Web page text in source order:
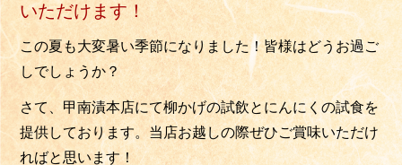
いただけます！
この夏も大変暑い季節になりました！皆様はどうお過ご
しでしょうか？
さて、甲南漬本店にて柳かげの試飲とにんにくの試食を
提供しております。当店お越しの際ぜひご賞味いただけ
ればと思います！